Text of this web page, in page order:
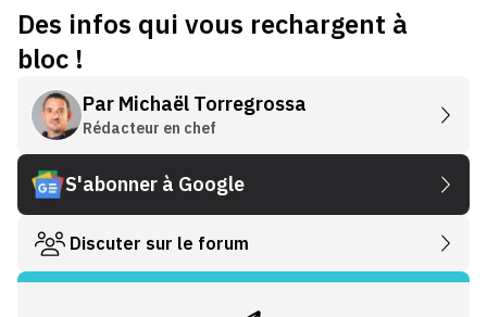
Des infos qui vous rechargent à
bloc !
Par Michaël Torregrossa
Rédacteur en chef
S'abonner à Google
Discuter sur le forum